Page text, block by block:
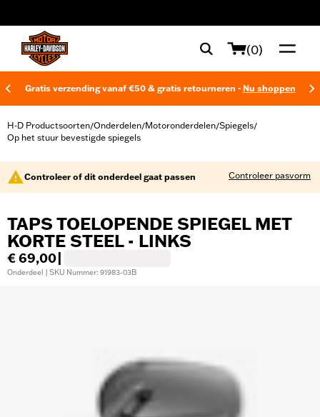
(0)
Gratis verzending vanaf €50 & gratis retourneren - Nu shoppen
H-D Productsoorten/Onderdelen/Motoronderdelen/Spiegels/
Op het stuur bevestigde spiegels
Controleer of dit onderdeel gaat passen Controleer pasvorm
TAPS TOELOPENDE SPIEGEL MET
KORTE STEEL - LINKS
€ 69,00
Onderdeel | SKU Nummer: 91983-03B